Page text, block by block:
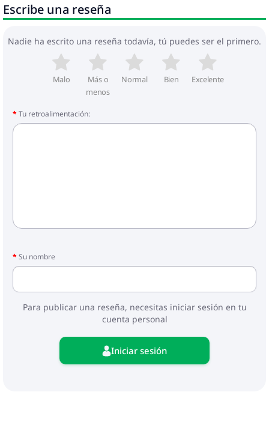
Escribe una reseña
Nadie ha escrito una reseña todavía, tú puedes ser el primero.
Malo
Más o
menos
Normal Bien Excelente
Tu retroalimentación:
Su nombre
Para publicar una reseña, necesitas iniciar sesión en tu
cuenta personal
Iniciar sesión